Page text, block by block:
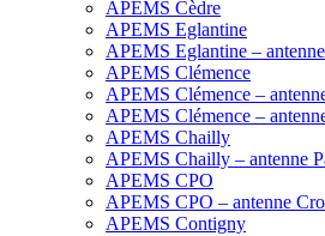
APEMS Cèdre
APEMS Eglantine
APEMS Eglantine –
APEMS Clémence
APEMS Clémence –
APEMS Clémence –
APEMS Chailly
APEMS Chailly – antenne
APEMS CPO
APEMS CPO – antenne
APEMS Contigny